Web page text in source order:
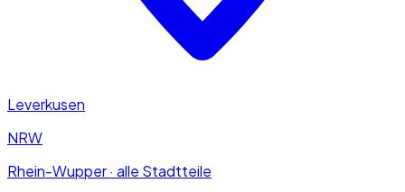
Leverkusen
NRW
Rhein-Wupper · alle Stadtteile